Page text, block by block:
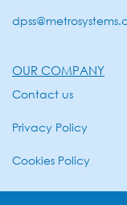
OUR COMPANY
Contact us
Privacy Policy
Cookies Policy